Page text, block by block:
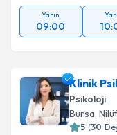
Yarın
09:00
Klinik
Psikoloji
Bursa,
5 (30